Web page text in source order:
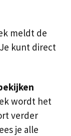
meldt de
kunt direct
wordt het
verder
je alle